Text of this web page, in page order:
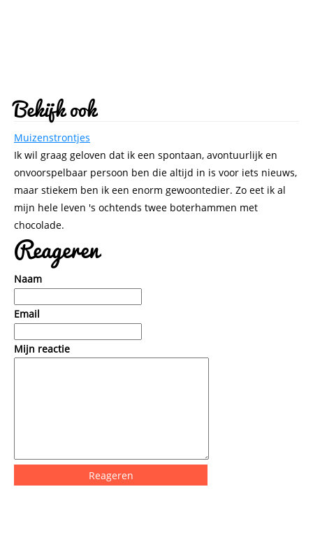
Bekijk ook
Muizenstrontjes
Ik wil graag geloven dat ik een spontaan, avontuurlijk en
onvoorspelbaar persoon ben die altijd in is voor iets nieuws,
maar stiekem ben ik een enorm gewoontedier. Zo eet ik al
mijn hele leven 's ochtends twee boterhammen met
chocolade.
Reageren
Naam
Email
Mijn reactie